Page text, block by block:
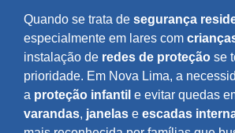
Quando se trata de segurança
especialmente em lares com
instalação de redes de proteção se
prioridade. Em Nova Lima, a
a proteção infantil e evitar quedas
varandas, janelas e escadas